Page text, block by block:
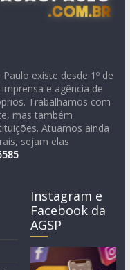
existe desde 1º de
e agência de
Trabalhamos com
mas também
Atuamos ainda
sejam elas
Instagram e
Facebook da
AGSP